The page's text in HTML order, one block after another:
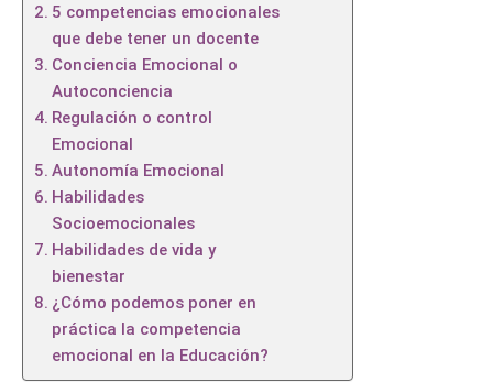
5 competencias emocionales
que debe tener un docente
Conciencia Emocional o
Autoconciencia
Regulación o control
Emocional
Autonomía Emocional
Habilidades
Socioemocionales
Habilidades de vida y
bienestar
¿Cómo podemos poner en
práctica la competencia
emocional en la Educación?